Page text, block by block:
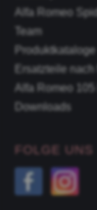
Alfa Romeo
Team
Produktkataloge
Ersatzteile nach
Alfa Romeo
Downloads
FOLGE UNS